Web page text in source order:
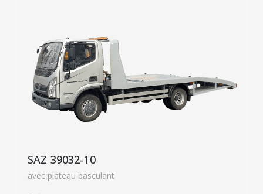
SAZ 39032-10
avec plateau basculant